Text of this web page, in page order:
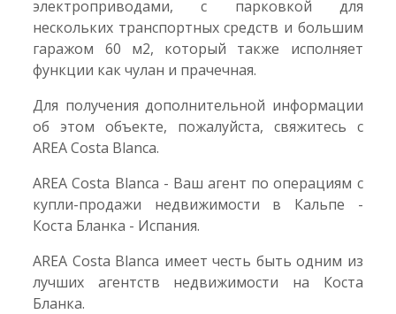
электроприводами, с парковкой для
нескольких транспортных средств и большим
гаражом 60 м2, который также исполняет
функции как чулан и прачечная.
Для получения дополнительной информации
об этом объекте, пожалуйста, свяжитесь с
AREA Costa Blanca.
AREA Costa Blanca - Ваш агент по операциям с
купли-продажи недвижимости в Кальпе -
Коста Бланка - Испания.
AREA Costa Blanca имеет честь быть одним из
лучших агентств недвижимости на Коста
Бланка.